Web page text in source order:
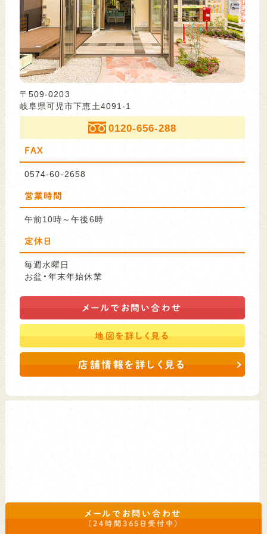
メールでお問い合わせ
（24時間365日受付中）
〒509-0203
岐阜県可児市下恵土4091-1
0120-656-288
FAX
0574-60-2658
営業時間
午前10時～午後6時
定休日
毎週水曜日
お盆・年末年始休業
メールで お問い合わせ
地図を詳しく見る
店舗情報を詳しく見る